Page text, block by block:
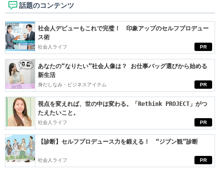
話題のコンテンツ
PR
社会人デビューもこれで完璧！ 印象アップのセルフプロデュー
ス術
社会人ライフ
PR
あなたの“なりたい”社会人像は？ お仕事バッグ選びから始める
新生活
身だしなみ・ビジネスアイテム
PR
視点を変えれば、世の中は変わる。「Rethink PROJECT」がつ
たえたいこと。
社会人ライフ
PR
【診断】セルフプロデュース力を鍛える！ “ジブン観”診断
社会人ライフ